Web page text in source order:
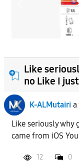
Like
no Like I
K-ALMutairi a
Like seriously why
came from iOS
12 0